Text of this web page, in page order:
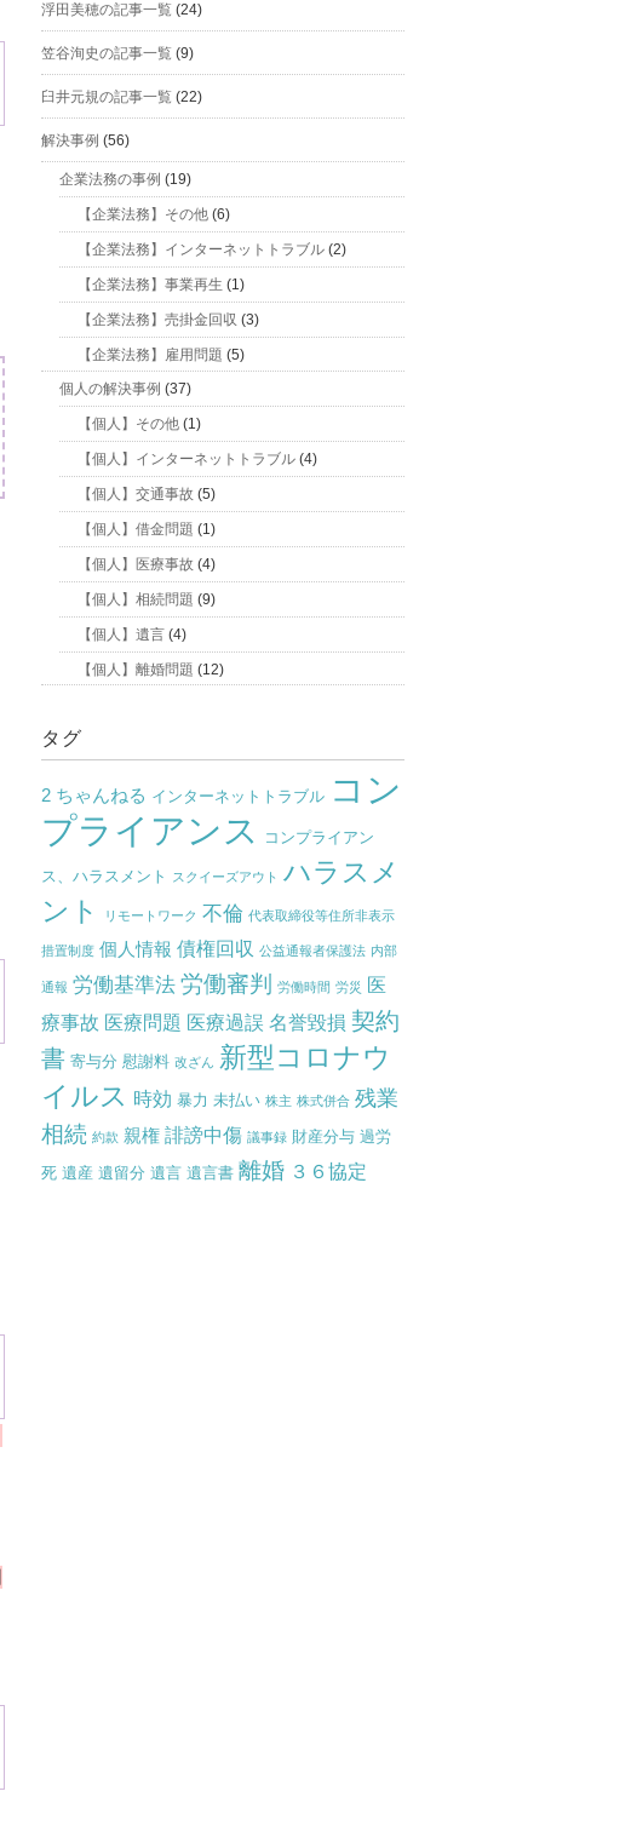
浮田美穂の記事一覧 (24)
笠谷洵史の記事一覧 (9)
臼井元規の記事一覧 (22)
解決事例 (56)
企業法務の事例 (19)
【企業法務】その他 (6)
【企業法務】インターネットトラブル (2)
【企業法務】事業再生 (1)
【企業法務】売掛金回収 (3)
【企業法務】雇用問題 (5)
個人の解決事例 (37)
【個人】その他 (1)
【個人】インターネットトラブル (4)
【個人】交通事故 (5)
【個人】借金問題 (1)
【個人】医療事故 (4)
【個人】相続問題 (9)
【個人】遺言 (4)
【個人】離婚問題 (12)
タグ
2 ちゃんねる インターネットトラブル コン
プライアンス
コンプライアン
ス、ハラスメント スクイーズアウト ハラスメ
ント
リモートワーク 不倫 代表取締役等住所非表示
措置制度 個人情報 債権回収 公益通報者保護法 内部
通報 労働基準法 労働審判 労働時間 労災
医
療事故 医療問題 医療過誤 名誉毀損 契約
書 寄与分 慰謝料 改ざん 新型コロナウ
イルス 時効 暴力 未払い 株主 株式併合 残業
相続 約款 親権 誹謗中傷 議事録 財産分与 過労
死 遺産 遺留分 遺言 遺言書 離婚 ３６協定